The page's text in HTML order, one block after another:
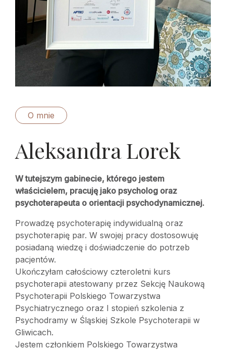
O mnie
Aleksandra Lorek
W tutejszym gabinecie, którego jestem
właścicielem, pracuję jako psycholog oraz
psychoterapeuta o orientacji psychodynamicznej.
Prowadzę psychoterapię indywidualną oraz
psychoterapię par. W swojej pracy dostosowuję
posiadaną wiedzę i doświadczenie do potrzeb
pacjentów.
Ukończyłam całościowy czteroletni kurs
psychoterapii atestowany przez Sekcję Naukową
Psychoterapii Polskiego Towarzystwa
Psychiatrycznego oraz I stopień szkolenia z
Psychodramy w Śląskiej Szkole Psychoterapii w
Gliwicach.
Jestem członkiem Polskiego Towarzystwa